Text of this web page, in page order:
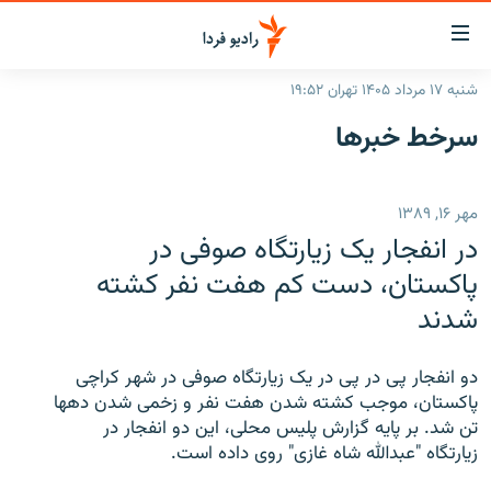
لینک‌های
قابلیت
دسترسی
بازگشت
اصلی
رفتن
صفحه
جستجو
ایران
رادیو
انتخاب کنید و بشنوید
برنامه‌های رادیویی
پادکست
چندرسانه‌ای
گزارش‌های ویدئویی
English
به ما بپیوندید
شنبه ۱۷ مرداد ۱۴۰۵ تهران ۱۹:۵۲
سرخط‌ خبرها
مهر ۱۶, ۱۳۸۹
در انفجار یک زیارتگاه صوفی در
پاکستان، دست کم هفت نفر کشته
شدند
دو انفجار پی در پی در یک زیارتگاه صوفی در شهر کراچی
پاکستان، موجب کشته شدن هفت نفر و زخمی شدن دهها
تن شد. بر پایه گزارش پلیس محلی، این دو انفجار در
زیارتگاه "عبدالله شاه غازی" روی داده است.